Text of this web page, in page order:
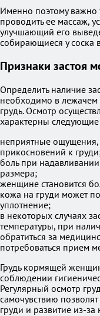
Именно поэтому важно
проводить ее массаж,
улучшающий его
собирающиеся у соска
Признаки застоя
Определить наличие
необходимо в
грудь. Осмотр
характерны
неприятные
прикосновений к
боль при
размера;
женщине становится
кожа на груди может
уплотнение;
в некоторых случаях
температуры, при
обратиться за
потребоваться прием
Грудь кормящей
соблюдении
Регулярный осмотр
самочувствию
груди и развитие из-